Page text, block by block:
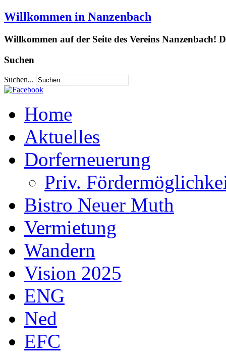
Willkommen in Nanzenbach
Willkommen auf der Seite des Vereins Nanzenbach!
Suchen
Suchen...
Home
Aktuelles
Dorferneuerung
Priv.
Bistro Neuer Muth
Vermietung
Wandern
Vision 2025
ENG
Ned
EFC